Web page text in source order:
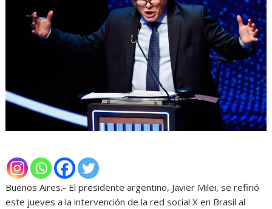
Buenos Aires.- El presidente argentino, Javier Milei, se refirió
este jueves a la intervención de la red social X en Brasil al